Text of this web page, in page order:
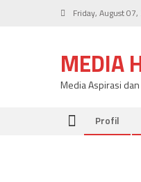
Friday, August
MEDIA
Media Aspirasi
Profil